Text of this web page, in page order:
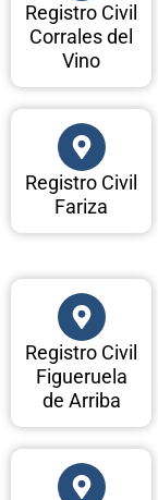
Registro Civil
Corrales del
Vino
Registro Civil
Fariza
Registro Civil
Figueruela
de Arriba